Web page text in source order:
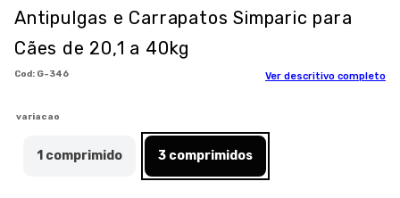
Antipulgas e Carrapatos Simparic para
Cães de 20,1 a 40kg
: G-346 Ver descritivo completo
variacao
1 comprimido 3 comprimidos
5º
formula natural
6
areia
º
premier
pro plan